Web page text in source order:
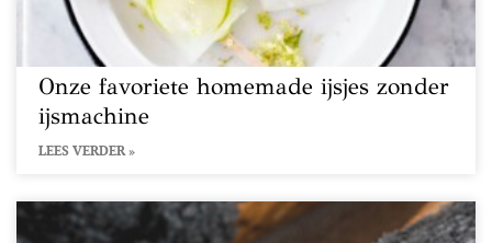
Onze favoriete homemade ijsjes zonder
ijsmachine
LEES VERDER »